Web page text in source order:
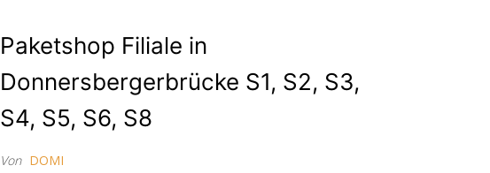
Paketshop Filiale in
Donnersbergerbrücke S1, S2, S3,
S4, S5, S6, S8
Von DOMI